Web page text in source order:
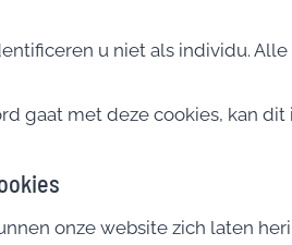
u niet als individu.
gaat met deze cookies, kan
onze website zich laten